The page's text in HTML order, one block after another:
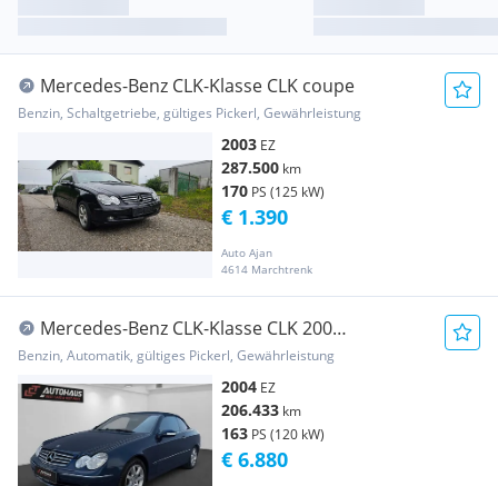
Mercedes-Benz CLK-Klasse CLK coupe
Benzin, Schaltgetriebe, gültiges Pickerl, Gewährleistung
2003 EZ
287.500 km
170 PS (125 kW)
Auto Ajan
4614 Marchtrenk
€ 1.390
Mercedes-Benz CLK-Klasse CLK 200
Kompressor | CABRIO | GEPFLEGTER ZUSTA...
Benzin, Automatik, gültiges Pickerl, Gewährleistung
2004 EZ
206.433 km
163 PS (120 kW)
€ 6.880